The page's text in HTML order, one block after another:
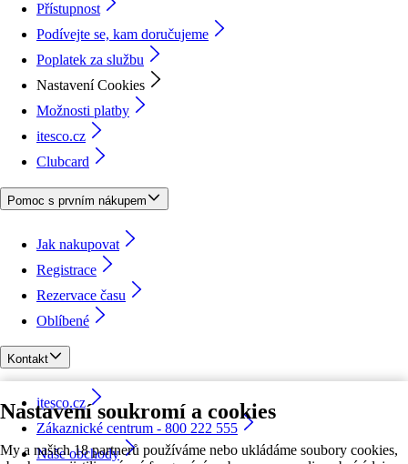
Nastavení soukromí a cookies
My a našich 18 partnerů používáme nebo ukládáme soubory cookies,
Přístupnost
Podívejte se, kam doručujeme
Poplatek za službu
Nastavení Cookies
Možnosti platby
itesco.cz
Clubcard
Pomoc s prvním nákupem
Jak nakupovat
Registrace
Rezervace času
Oblíbené
Kontakt
itesco.cz
Zákaznické centrum - 800 222 555
Naše obchody